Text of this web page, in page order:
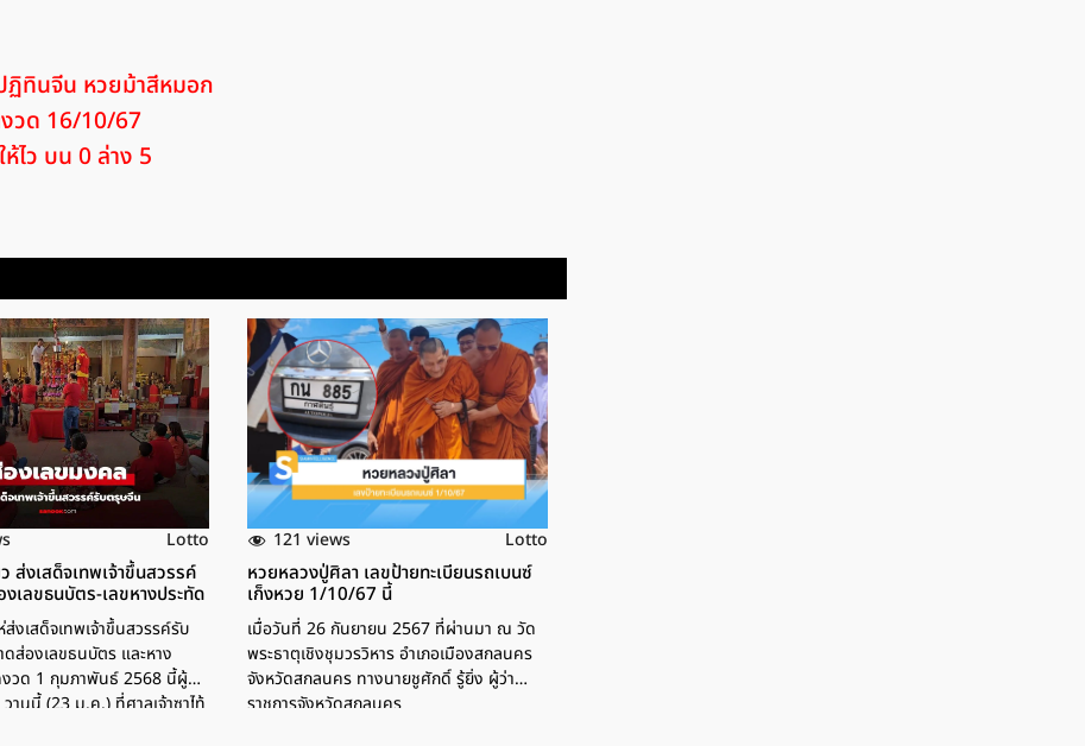
ฏิทินจีน หวยม้าสีหมอก
วด 16/10/67
ไว บน 0 ล่าง 5
Lotto
ส่งเสด็จเทพเจ้าขึ้นสวรรค์
เลขธนบัตร-เลขหางประทัด
งเสด็จเทพเจ้าขึ้นสวรรค์รับ
ส่องเลขธนบัตร และหาง
วด 1 กุมภาพันธ์ 2568 นี้ผู้สื่อ
วานนี้ (23 ม.ค.) ที่ศาลเจ้าซาไท้
121 views Lotto
หวยหลวงปู่ศิลา เลขป้ายทะเบียนรถเบนซ์
เก็งหวย 1/10/67 นี้
เมื่อวันที่ 26 กันยายน 2567 ที่ผ่านมา ณ วัด
พระธาตุเชิงชุมวรวิหาร อำเภอเมืองสกลนคร
จังหวัดสกลนคร ทางนายชูศักดิ์ รู้ยิ่ง ผู้ว่า
ราชการจังหวัดสกลนคร